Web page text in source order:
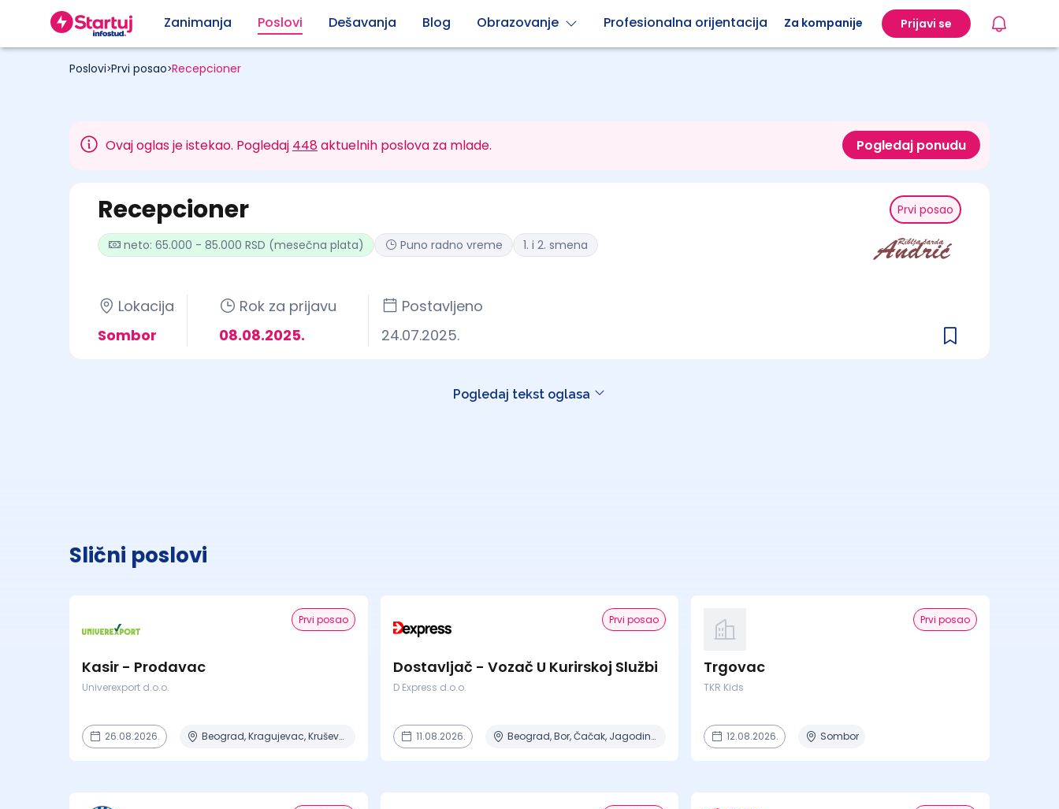
Zanimanja Poslovi Dešavanja Blog Obrazovanje Profesionalna orijentacija Za kompanije Prijavi se
Poslovi>Prvi posao>Recepcioner
Ovaj oglas je istekao. Pogledaj 448 aktuelnih poslova za mlade. Pogledaj ponudu
Prvi posao
Recepcioner
Lokacija
Sombor
Rok za prijavu
08.08.2025.
Postavljeno
24.07.2025.
neto: 65.000 - 85.000 RSD (mesečna plata) Puno radno vreme 1. i 2. smena
Pogledaj tekst oglasa
Slični poslovi
Prvi posao
Kasir - Prodavac
Univerexport d.o.o.
26.08.2026. Beograd, Kragujevac, Kruševac, Lazarevac, Mladenovac + 6 mesta
Prvi posao
Dostavljač - Vozač U Kurirskoj Službi
D Express d.o.o.
11.08.2026. Beograd, Bor, Čačak, Jagodina, Kikinda + 23 mesta | Terenski rad
Prvi posao
Trgovac
TKR Kids
12.08.2026. Sombor